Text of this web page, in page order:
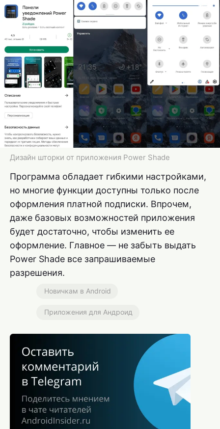
Дизайн шторки от приложения Power Shade
Программа обладает гибкими настройками,
но многие функции доступны только после
оформления платной подписки. Впрочем,
даже базовых возможностей приложения
будет достаточно, чтобы изменить ее
оформление. Главное — не забыть выдать
Power Shade все запрашиваемые
разрешения.
Новичкам в Android
Приложения для Андроид